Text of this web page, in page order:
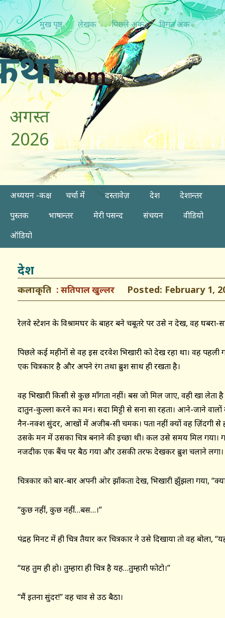
मुख पृष्ठ लेखक पिछ्ले अंक विगत अंक
.com
अगस्त
2026
अध्ययन -कक्ष चर्चा में दस्तावेज़ देश
देशान्तर
पुस्तक
भाषान्तर मेरी पसन्द संचयन
वीडियो
ऑडियो
देश
कलाकृति सतिपाल खुल्लर Posted: February 1,
रेलवे स्टेशन के विश्रामघर के बाहर बने चबूतरे पर उसे न देख, वह घबरा-
पिछले कई महीनों से वह इस दरवेश भिखारी को देख रहा था। वह पहली
एक चित्रकार है और अपने रंग तथा ब्रुश साथ ही रखता है।
वह भिखारी किसी से कुछ माँगता नहीं। बस जो मिल जाए, वही खा लेता
दातुन-कुल्ला करने का मन। सदा मिट्टी से सना सा रहता। आने-जाने
नैन-नक्श सुंदर, आखों में अजीब-सी चमक। पता नहीं क्यों वह ज़िंदगी से
उसके मन में उसका चित्र बनाने की इच्छा थी। कल उसे समय मिल गया।
नजदीक एक बैंच पर बैठ गया और उसकी तरफ देखकर ब्रुश चलाने लगा।
चित्रकार को बार-बार अपनी ओर झाँकता देख, भिखारी झुँझला गया,
“कुछ नहीं, कुछ नहीं…बस…।”
पंद्रह मिनट में ही चित्र तैयार कर चित्रकार ने उसे दिखाया तो वह बोला,
“यह तुम ही हो। तुम्हारा ही चित्र है यह…तुम्हारी फोटो।”
“मैं इतना सुंदर!” वह चाव से उठ बैठा।